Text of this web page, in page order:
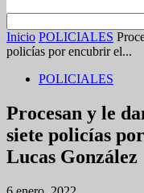
Inicio POLICIALES
policías por encubrir el...
POLICIALES
Procesan y le
siete policías
Lucas González